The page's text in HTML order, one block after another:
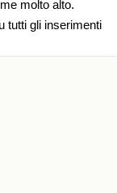
molto alto.
tutti gli inserimenti